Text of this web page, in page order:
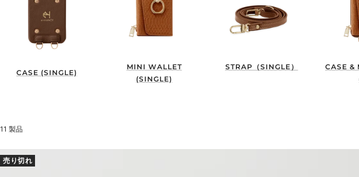
CASE (SINGLE)
MINI WALLET
(SINGLE)
STRAP（SINGLE）
CASE &
11 製品
売り切れ